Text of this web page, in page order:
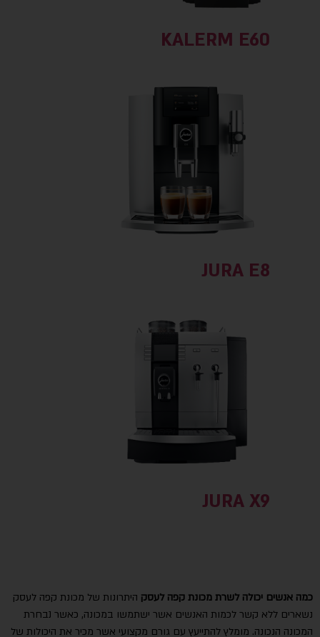
KALERM E60
JURA E8
JURA X9
כמה אנשים יכולה לשרת מכונת קפה לעסק היתרונות של מכונת קפה לעסק
נשארים ללא קשר לכמות האנשים אשר ישתמשו במכונה, כאשר נבחרת
המכונה הנכונה. מומלץ להתייעץ עם גורם מקצועי אשר מכיר את היכולות של